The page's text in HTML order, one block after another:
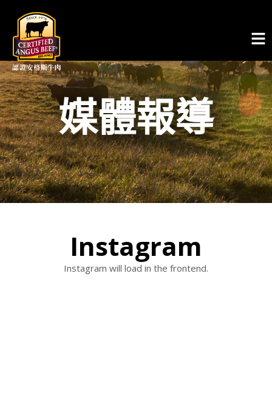
媒體報導
Instagram​
Instagram will load in the frontend.